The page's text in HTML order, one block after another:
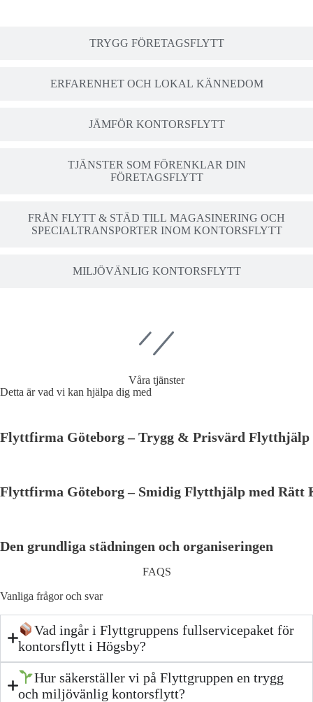
TRYGG FÖRETAGSFLYTT
ERFARENHET OCH LOKAL KÄNNEDOM
JÄMFÖR KONTORSFLYTT
TJÄNSTER SOM FÖRENKLAR DIN
FÖRETAGSFLYTT
FRÅN FLYTT & STÄD TILL MAGASINERING OCH
SPECIALTRANSPORTER INOM KONTORSFLYTT
MILJÖVÄNLIG KONTORSFLYTT
Våra tjänster
Detta är vad vi kan hjälpa dig med
Flyttfirma Göteborg – Trygg & Prisvärd Flytthjälp
Flyttfirma Göteborg – Smidig Flytthjälp med Rätt
Den grundliga städningen och organiseringen
FAQS
Vanliga frågor och svar
Vad ingår i Flyttgruppens fullservicepaket för
kontorsflytt i Högsby?
Hur säkerställer vi på Flyttgruppen en trygg
och miljövänlig kontorsflytt?